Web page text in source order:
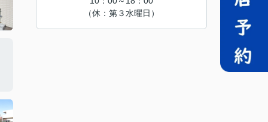
（休：第３水曜日）